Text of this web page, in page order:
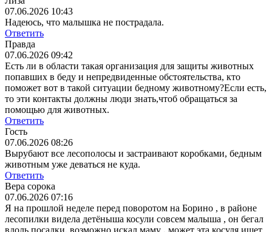
07.06.2026 10:43
Надеюсь, что малышка не пострадала.
Ответить
Правда
07.06.2026 09:42
Есть ли в области такая организация для защиты животных
попавших в беду и непредвиденные обстоятельства, кто
поможет вот в такой ситуации бедному животному?Если есть,
то эти контакты должны люди знать,чтоб обращаться за
помощью для животных.
Ответить
Гость
07.06.2026 08:26
Вырубают все лесополосы и застраивают коробками, бедным
животным уже деваться не куда.
Ответить
Вера сорока
07.06.2026 07:16
Я на прошлой неделе перед поворотом на Борино , в районе
лесопилки видела детёныша косули совсем малыша , он бегал